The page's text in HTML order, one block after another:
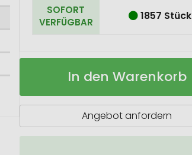
SOFORT
VERFÜGBAR
1857 Stück
CITY
Trolley
Auf
In den Warenkorb
Angebot anfordern